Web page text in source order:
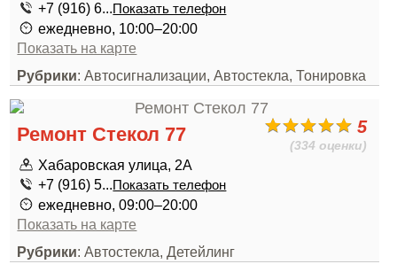
+7 (916) 6...Показать телефон
ежедневно, 10:00–20:00
Показать на карте
Рубрики: Автосигнализации, Автостекла, Тонировка
5
(334 оценки)
Ремонт Стекол 77
Хабаровская улица, 2А
+7 (916) 5...Показать телефон
ежедневно, 09:00–20:00
Показать на карте
Рубрики: Автостекла, Детейлинг